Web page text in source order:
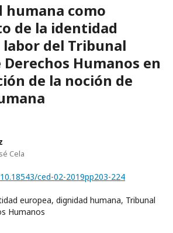
humana como
de la identidad
labor del Tribunal
Derechos Humanos en
de la noción de
Cela
ced-02-2019pp203-224
europea, dignidad humana, Tribunal
Humanos